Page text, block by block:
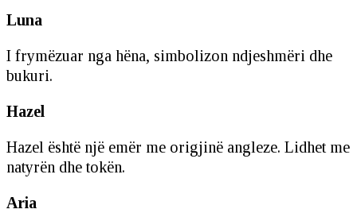
Luna
I frymëzuar nga hëna, simbolizon ndjeshmëri dhe
bukuri.
Hazel
Hazel është një emër me origjinë angleze. Lidhet me
natyrën dhe tokën.
Aria